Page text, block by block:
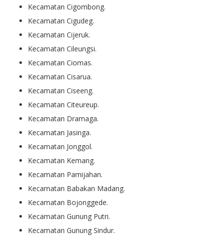
Kecamatan Cigombong.
Kecamatan Cigudeg.
Kecamatan Cijeruk.
Kecamatan Cileungsi.
Kecamatan Ciomas.
Kecamatan Cisarua.
Kecamatan Ciseeng.
Kecamatan Citeureup.
Kecamatan Dramaga.
Kecamatan Jasinga.
Kecamatan Jonggol.
Kecamatan Kemang.
Kecamatan Pamijahan.
Kecamatan Babakan Madang.
Kecamatan Bojonggede.
Kecamatan Gunung Putri.
Kecamatan Gunung Sindur.